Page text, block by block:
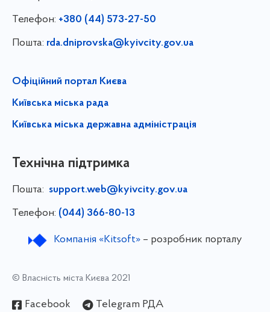
Телефон: +380 (44) 573-27-50
Пошта: rda.dniprovska@kyivcity.gov.ua
Офіційний портал Києва
Київська міська рада
Київська міська державна адміністрація
Технічна підтримка
Пошта: support.web@kyivcity.gov.ua
Телефон: (044) 366-80-13
Компанія «Kitsoft»– розробник порталу
© Власність міста Києва 2021
Facebook Telegram РДА